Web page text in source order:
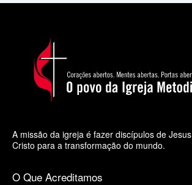
A missão da igreja é fazer discípulos de Jesus
Cristo para a transformação do mundo.
O Que Acreditamos